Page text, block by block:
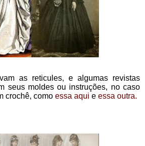
seus moldes ou instruções, no caso
crochê, como essa aqui e essa outra.